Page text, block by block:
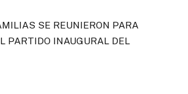
SE REUNIERON PARA
PARTIDO INAUGURAL DEL